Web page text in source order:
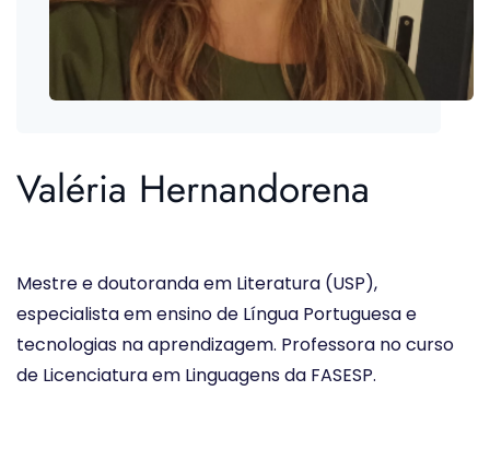
Valéria Hernandorena
Mestre e doutoranda em Literatura (USP),
especialista em ensino de Língua Portuguesa e
tecnologias na aprendizagem. Professora no curso
de Licenciatura em Linguagens da FASESP.